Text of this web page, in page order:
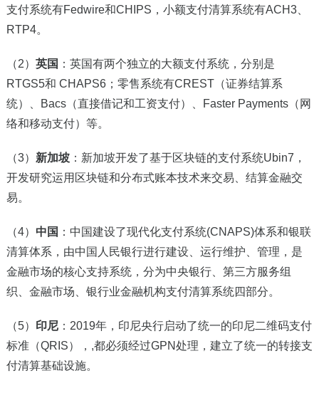
支付系统有Fedwire和CHIPS，小额支付清算系统有ACH3、
RTP4。
（2） 英国 ：英国有两个独立的大额支付系统，分别是
RTGS5和 CHAPS6；零售系统有CREST（证券结算系
统）、Bacs（直接借记和工资支付）、Faster Payments（网
络和移动支付）等。
（3） 新加坡：新加坡开发了基于区块链的支付系统Ubin7，
开发研究运用区块链和分布式账本技术来交易、结算金融交
易。
（4） 中国 ：中国建设了现代化支付系统(CNAPS)体系和银联
清算体系，由中国人民银行进行建设、运行维护、管理，是
金融市场的核心支持系统，分为中央银行、第三方服务组
织、金融市场、银行业金融机构支付清算系统四部分。
（5） 印尼：2019年，印尼央行启动了统一的印尼二维码支付
标准（QRIS），,都必须经过GPN处理，建立了统一的转接支
付清算基础设施。